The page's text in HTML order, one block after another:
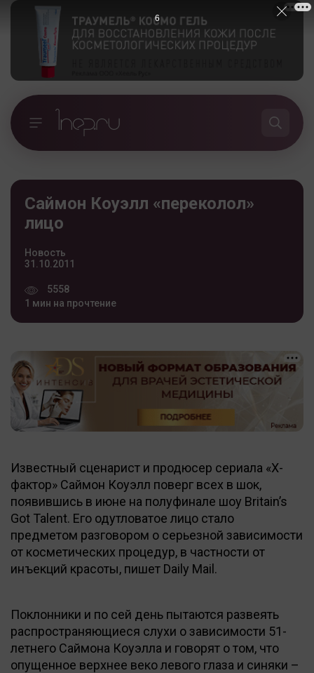
Саймон Коуэлл «переколол»
лицо
Новость
31.10.2011
5558
1 мин на прочтение
Известный сценарист и продюсер сериала «X-
фактор» Саймон Коуэлл поверг всех в шок,
появившись в июне на полуфинале шоу Britain’s
Got Talent. Его одутловатое лицо стало
предметом разговором о серьезной зависимости
от косметических процедур, в частности от
инъекций красоты, пишет Daily Mail.
Поклонники и по сей день пытаются развеять
распространяющиеся слухи о зависимости 51-
летнего Саймона Коуэлла и говорят о том, что
опущенное верхнее веко левого глаза и синяки –
5